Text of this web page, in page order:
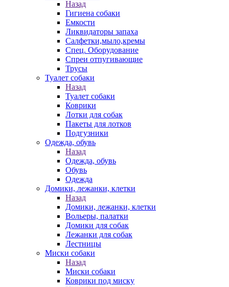
Назад
Гигиена собаки
Емкости
Ликвидаторы запаха
Салфетки,мыло,кремы
Спец. Оборудование
Спреи отпугивающие
Трусы
Туалет собаки
Назад
Туалет собаки
Коврики
Лотки для собак
Пакеты для лотков
Подгузники
Одежда, обувь
Назад
Одежда, обувь
Обувь
Одежда
Домики, лежанки, клетки
Назад
Домики, лежанки, клетки
Вольеры, палатки
Домики для собак
Лежанки для собак
Лестницы
Миски собаки
Назад
Миски собаки
Коврики под миску